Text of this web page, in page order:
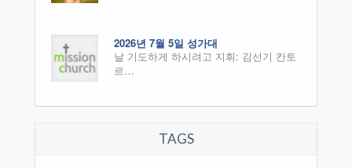
2026년 7월 5일 성가대
날 기도하게 하시려고 지휘: 김선기 칸토
르…
TAGS